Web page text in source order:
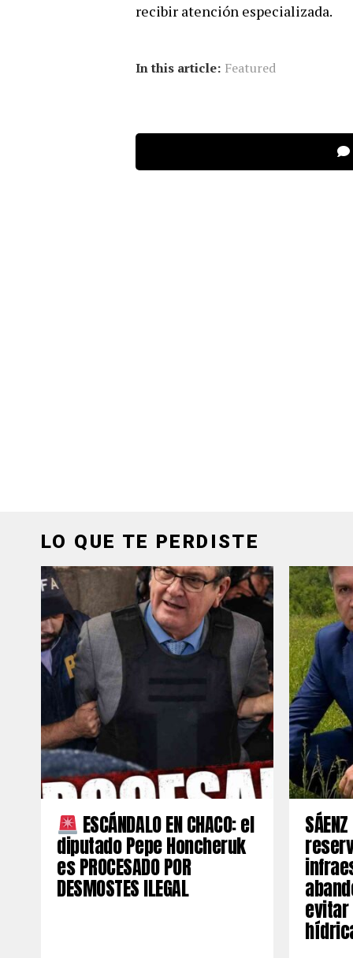
recibir atención especializada.
In this article: Featured
LO QUE TE PERDISTE
ESCÁNDALO EN CHACO: el
diputado Pepe Honcheruk
es PROCESADO POR
DESMOSTES ILEGAL